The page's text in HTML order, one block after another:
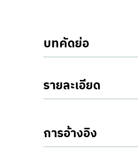
บทคัดย่อ
รายละเอียด
การอ้างอิง